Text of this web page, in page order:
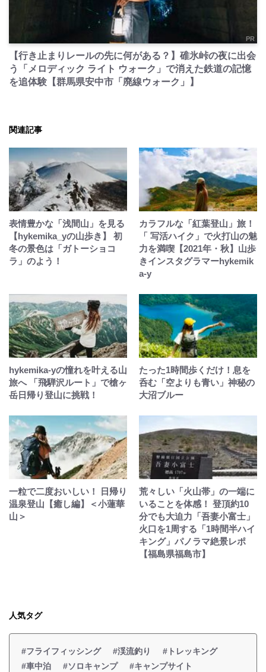
PR
【行き止まりレールの先に何がある？】碓氷峠の夜に出会
う「メロディック ライト ウォーク」で消えた鉄道の記憶
を追体験【群馬県安中市「廃線ウォーク」】
関連記事
表情豊かな「浅間山」を見る
【hykemika_yの山歩き】 初
冬の景色は「ガトーショコ
ラ」のよう！
カラフルな「紅葉登山」旅！
「 写活ハイク」で火打山の魅
力を満喫【2021年・秋】山歩
きインスタグラマーhykemik
a-y
hykemika-yの憧れを叶える山
旅へ 「飛騨沢ルート」で槍ヶ
岳日帰り登山に挑戦！
たった1時間歩くだけ！息を
呑む「空よりも青い」神秘の
大沼ブルー
一粒で二度おいしい！ 日帰り
温泉登山【癒し編】＜小蓮華
山＞
荒々しい「火山帯」の一端に
いることを体感！ 登頂約10
分でも大迫力「吾妻小富士」
火口を1周する「1時間半ハイ
キング」パノラマ絶景レポ
【福島県福島市】
人気タグ
#フライフィッシング #渓流釣り
#トレッキング
#車中泊
#ソロキャンプ
#キャンプサイト